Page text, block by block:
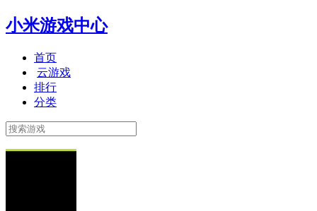
小米游戏中心
首页
云游戏
排行
分类